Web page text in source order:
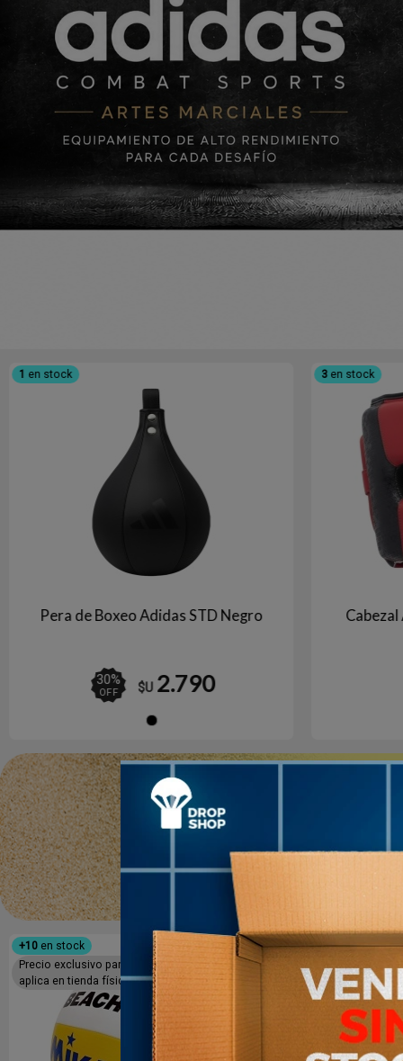
1 en stock
Pera de Boxeo Adidas STD Negro
30%
OFF $U 2.790
3 en stock
+10 en stock
Precio exclusivo para compras online, No
aplica en tienda física
+10en stock